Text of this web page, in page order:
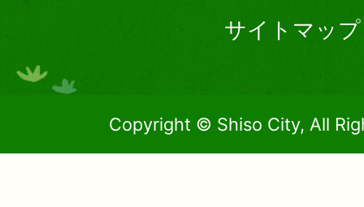
サイトマップ
Copyright © Shiso City, All